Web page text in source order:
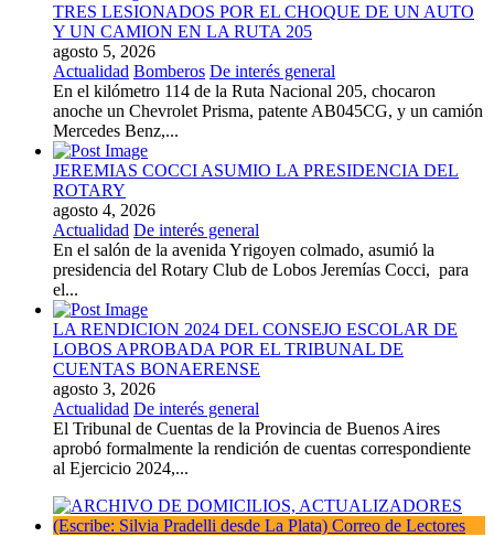
TRES LESIONADOS POR EL CHOQUE DE UN AUTO
Y UN CAMION EN LA RUTA 205
agosto 5, 2026
Actualidad Bomberos De interés general
En el kilómetro 114 de la Ruta Nacional 205, chocaron
anoche un Chevrolet Prisma, patente AB045CG, y un camión
Mercedes Benz,...
JEREMIAS COCCI ASUMIO LA PRESIDENCIA DEL
ROTARY
agosto 4, 2026
Actualidad De interés general
En el salón de la avenida Yrigoyen colmado, asumió la
presidencia del Rotary Club de Lobos Jeremías Cocci, para
el...
LA RENDICION 2024 DEL CONSEJO ESCOLAR DE
LOBOS APROBADA POR EL TRIBUNAL DE
CUENTAS BONAERENSE
agosto 3, 2026
Actualidad De interés general
El Tribunal de Cuentas de la Provincia de Buenos Aires
aprobó formalmente la rendición de cuentas correspondiente
al Ejercicio 2024,...